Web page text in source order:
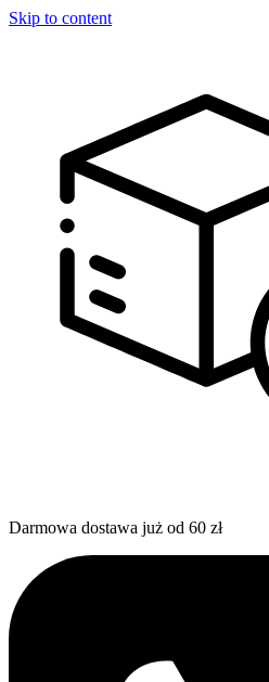
Skip to content
Darmowa dostawa już od 60 zł